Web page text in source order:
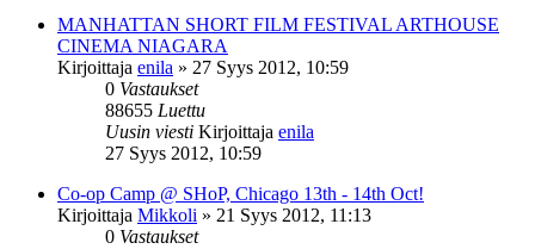
MANHATTAN SHORT FILM FESTIVAL ARTHOUSE
CINEMA NIAGARA
Kirjoittaja enila » 27 Syys 2012, 10:59
0 Vastaukset
88655 Luettu
Uusin viesti Kirjoittaja enila
27 Syys 2012, 10:59
Co-op Camp @ SHoP, Chicago 13th - 14th Oct!
Kirjoittaja Mikkoli » 21 Syys 2012, 11:13
0 Vastaukset